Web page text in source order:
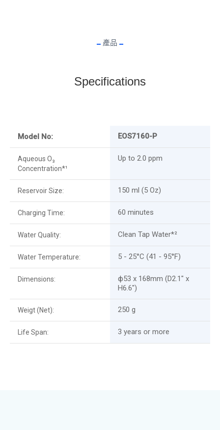
產品
Specifications
Model No: EOS7160-P
Aqueous O₃
Concentration*¹
Up to 2.0 ppm
Reservoir Size: 150 ml (5 Oz)
Charging Time: 60 minutes
Water Quality: Clean Tap Water*²
Water Temperature: 5 - 25°C (41 - 95°F)
Dimensions:
ф53 x 168mm (D2.1" x
H6.6")
Weigt (Net): 250 g
Life Span: 3 years or more